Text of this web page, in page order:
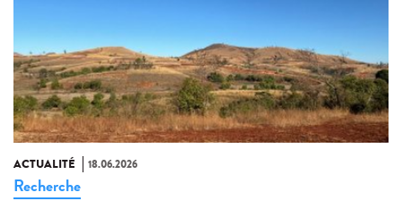
ACTUALITÉ 18.06.2026
Recherche